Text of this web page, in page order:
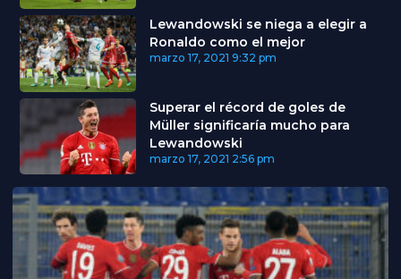
Lewandowski se niega a elegir a
Ronaldo como el mejor
marzo 17, 2021 9:32 pm
Superar el récord de goles de
Müller significaría mucho para
Lewandowski
marzo 17, 2021 2:56 pm